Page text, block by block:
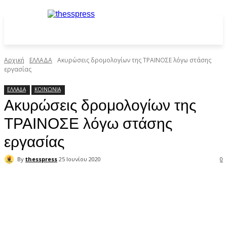
Αρχική ΕΛΛΑΔΑ Ακυρώσεις δρομολογίων της ΤΡΑΙΝΟΣΕ λόγω στάσης
εργασίας
ΕΛΛΑΔΑ ΚΟΙΝΩΝΙΑ
Ακυρώσεις δρομολογίων της
ΤΡΑΙΝΟΣΕ λόγω στάσης
εργασίας
By thesspress 25 Ιουνίου 2020 0